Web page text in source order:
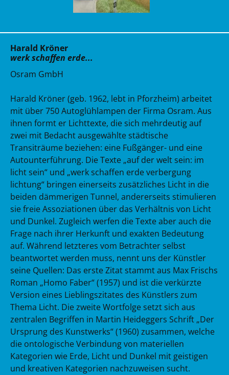
Harald Kröner
werk schaffen erde...
Osram GmbH
Harald Kröner (geb. 1962, lebt in Pforzheim) arbeitet
mit über 750 Autoglühlampen der Firma Osram. Aus
ihnen formt er Lichttexte, die sich mehrdeutig auf
zwei mit Bedacht ausgewählte städtische
Transiträume beziehen: eine Fußgänger- und eine
Autounterführung. Die Texte „auf der welt sein: im
licht sein“ und „werk schaffen erde verbergung
lichtung“ bringen einerseits zusätzliches Licht in die
beiden dämmerigen Tunnel, andererseits stimulieren
sie freie Assoziationen über das Verhältnis von Licht
und Dunkel. Zugleich werfen die Texte aber auch die
Frage nach ihrer Herkunft und exakten Bedeutung
auf. Während letzteres vom Betrachter selbst
beantwortet werden muss, nennt uns der Künstler
seine Quellen: Das erste Zitat stammt aus Max Frischs
Roman „Homo Faber“ (1957) und ist die verkürzte
Version eines Lieblingszitates des Künstlers zum
Thema Licht. Die zweite Wortfolge setzt sich aus
zentralen Begriffen in Martin Heideggers Schrift „Der
Ursprung des Kunstwerks“ (1960) zusammen, welche
die ontologische Verbindung von materiellen
Kategorien wie Erde, Licht und Dunkel mit geistigen
und kreativen Kategorien nachzuweisen sucht.